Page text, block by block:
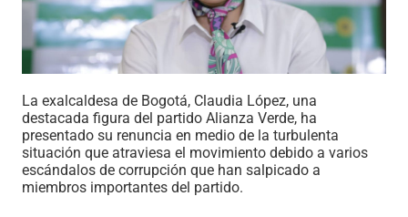
La exalcaldesa de Bogotá, Claudia López, una
destacada figura del partido Alianza Verde, ha
presentado su renuncia en medio de la turbulenta
situación que atraviesa el movimiento debido a varios
escándalos de corrupción que han salpicado a
miembros importantes del partido.